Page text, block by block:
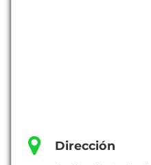
Dirección